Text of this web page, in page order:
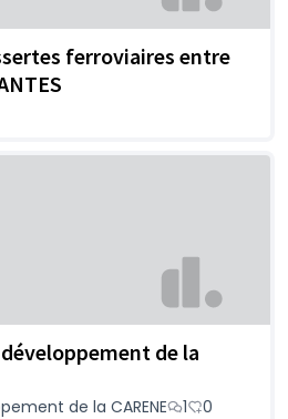
ferroviaires entre
de la
de la CARENE 1 0